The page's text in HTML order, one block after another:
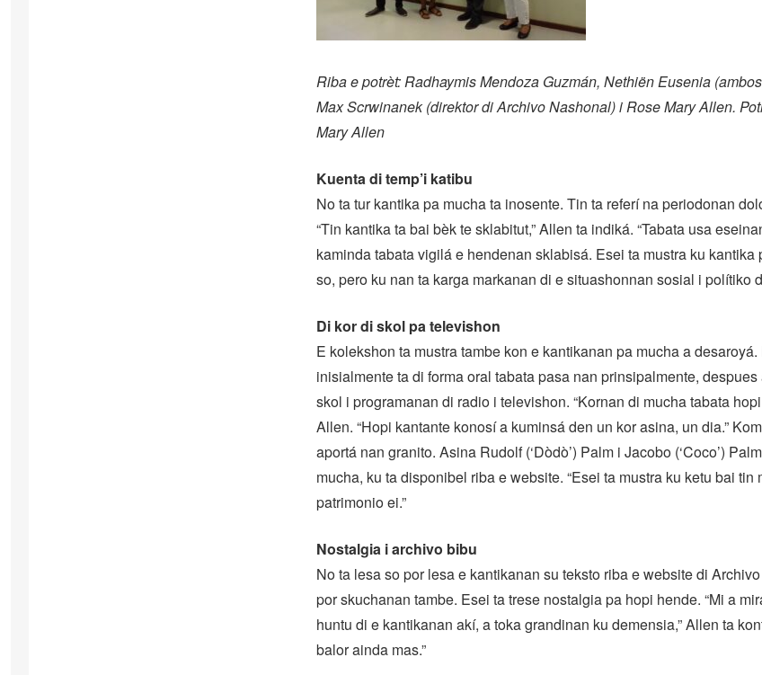
Riba e potrèt: Radhaymis Mendoza Guzmán, Nethiën Eusenia
Max Scrwinanek (direktor di Archivo Nashonal) i Rose Mary Allen.
Mary Allen
Kuenta di temp’i katibu
No ta tur kantika pa mucha ta inosente. Tin ta referí na periodonan
“Tin kantika ta bai bèk te sklabitut,” Allen ta indiká. “Tabata usa
kaminda tabata vigilá e hendenan sklabisá. Esei ta mustra ku kantika
so, pero ku nan ta karga markanan di e situashonnan sosial i polítiko
Di kor di skol pa televishon
E kolekshon ta mustra tambe kon e kantikanan pa mucha a desaroyá.
inisialmente ta di forma oral tabata pasa nan prinsipalmente,
skol i programanan di radio i televishon. “Kornan di mucha tabata
Allen. “Hopi kantante konosí a kuminsá den un kor asina, un dia.”
aportá nan granito. Asina Rudolf (‘Dòdò’) Palm i Jacobo (‘Coco’)
mucha, ku ta disponibel riba e website. “Esei ta mustra ku ketu bai tin
patrimonio ei.”
Nostalgia i archivo bibu
No ta lesa so por lesa e kantikanan su teksto riba e website di
por skuchanan tambe. Esei ta trese nostalgia pa hopi hende. “Mi a
huntu di e kantikanan akí, a toka grandinan ku demensia,” Allen ta
balor ainda mas.”